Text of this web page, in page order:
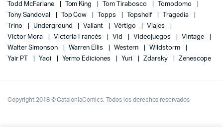
Todd McFarlane
Tom King Tom Tirabosco
Tomodomo
Tony Sandoval
Top Cow Topps Topshelf
Tragedia
Trino
Underground Valiant Vértigo
Viajes
Víctor Mora
Victoria Francés Vid Videojuegos
Vintage
Walter Simonson
Warren Ellis Western
Wildstorm
Yair PT
Yaoi Yermo Ediciones Yuri Zdarsky Zenescope
Copyright 2018 © CataloniaComics. Todos los derechos reservados